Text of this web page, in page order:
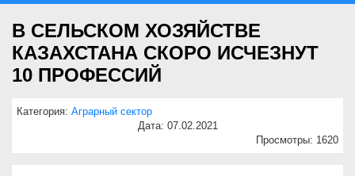
В СЕЛЬСКОМ ХОЗЯЙСТВЕ
КАЗАХСТАНА СКОРО ИСЧЕЗНУТ
10 ПРОФЕССИЙ
Категория: Аграрный сектор
Дата: 07.02.2021
Просмотры: 1620